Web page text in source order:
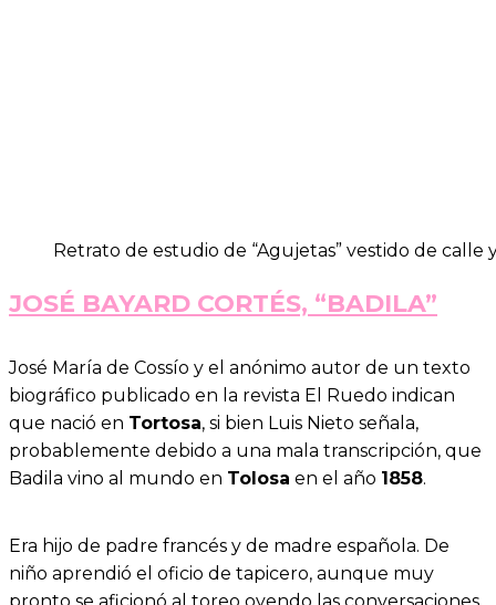
Retrato de estudio de “Agujetas” vestido de calle
JOSÉ BAYARD CORTÉS, “BADILA”
José María de Cossío y el anónimo autor de un texto
biográfico publicado en la revista El Ruedo indican
que nació en Tortosa, si bien Luis Nieto señala,
probablemente debido a una mala transcripción, que
Badila vino al mundo en Tolosa en el año 1858.
Era hijo de padre francés y de madre española. De
niño aprendió el oficio de tapicero, aunque muy
pronto se aficionó al toreo oyendo las conversaciones